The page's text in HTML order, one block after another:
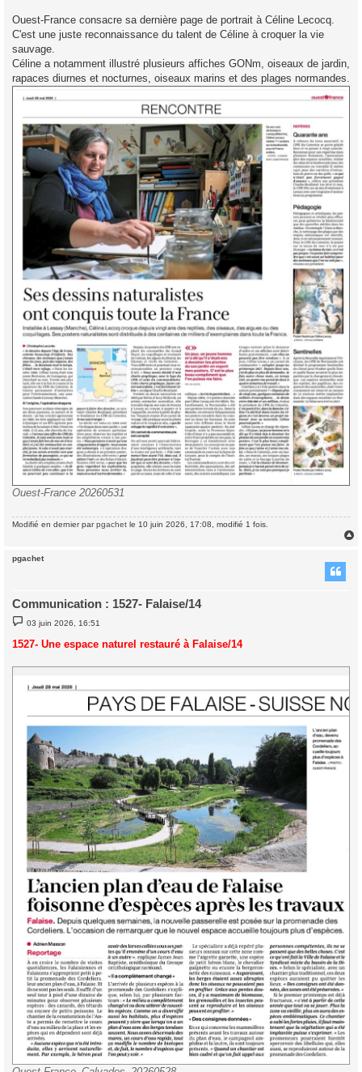
e
Ouest-France consacre sa dernière page de portrait à Céline Lecocq.
C'est une juste reconnaissance du talent de Céline à croquer la vie
sauvage.
Céline a notamment illustré plusieurs affiches GONm, oiseaux de jardin,
rapaces diurnes et nocturnes, oiseaux marins et des plages normandes.
Ouest-France 20260531
Modifié en dernier parpgachet le 10 juin 2026, 17:08, modifié 1 fois.
pgachet
Communication : 1527- Falaise/14
M
e
s
s
g
03 juin 2026, 16:51
1527- Une espace naturel restauré à Falaise/14